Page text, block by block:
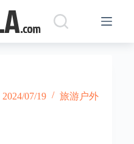
2024/07/19 旅游户外